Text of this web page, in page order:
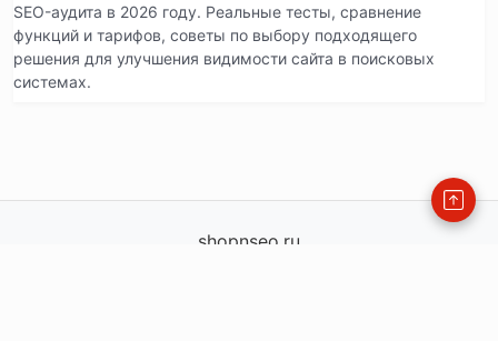
SEO-аудита в 2026 году. Реальные тесты, сравнение
функций и тарифов, советы по выбору подходящего
решения для улучшения видимости сайта в поисковых
системах.
shopnseo.ru